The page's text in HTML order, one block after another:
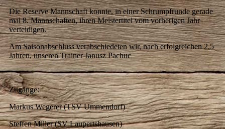
Die Reserve Mannschaft konnte, in einer Schrumpfrunde gerade
mal 8. Mannschaften, ihren Meistertitel vom vorherigen Jahr
verteidigen.
Am Saisonabschluss verabschiedeten wir, nach erfolgreichen 2,5
Jahren, unseren Trainer Janusz Pachuc
Zugänge:
Markus Wegerer (TSV Ummendorf)
Steffen Miller (SV Laupertshausen)